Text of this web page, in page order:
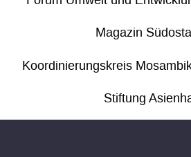
Magazin
Koordinierungskreis
Stiftung